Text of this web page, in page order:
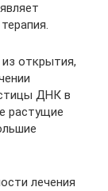
открытия,
ДНК в
растущие
лечения